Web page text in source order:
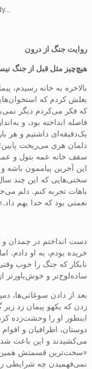
روایت جنگ از درون
هیچ‌چیز مثل قبل از جنگ
بالاخره به خانه رسیدم،
بغلش کردم که
که فکر می‌کردم دیگر
فاصله انداخته بود، و
یک‌دقیقه‌ای داشتیم و هر
دلمان هری می‌ریخت
سقف خانه عمه بتول و عمه
این آخرین پیاممون باشه
سختی‌هایی که این چند
باهات تجربه کنم. دلم
نعمتی بود که خدا بهم
دست انداختم در چمدان
خریده بودم، به او دادم.
نابکار که جنگ را خوب
ساده‌لوح‌تر و خوش‌باورتر
بعد از دادن سوغاتی‌ها،
زدن که یکهو پیمان زد
اینطور او را وحشت‌زده
دوستان، اطرافیان و
می‌کشیدند و این باعث
«سخت‌ترین قسمتش همین
نمی‌فهمیدن چه شرایطی